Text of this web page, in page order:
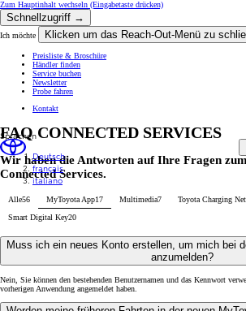
Zum Hauptinhalt wechseln (Eingabetaste drücken)
Schnellzugriff →
Ich möchte Klicken um das Reach-Out-Menü zu
Preisliste & Broschüre
Händler finden
Service buchen
Newsletter
Probe fahren
Kontakt
Sprachen
Deutsch
français
italiano
FAQ CONNECTED SERVICES
Wir haben die Antworten auf Ihre Fragen
Connected Services.
Alle56 MyToyota App17 Multimedia7 Toyota Charging
Smart Digital Key20
Muss ich ein neues Konto erstellen, um mich bei
anzumelden?
Nein, Sie können den bestehenden Benutzernamen und das Kennwort
vorherigen Anwendung angemeldet haben.